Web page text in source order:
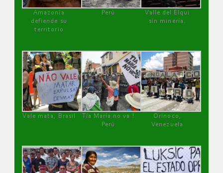
Amazonía
defiende su
territorio
Perú
Valle del Elqui
sin minería.
Vale mata, Brasil
Tía María no va !
Perú
Orinoco,
Venezuela